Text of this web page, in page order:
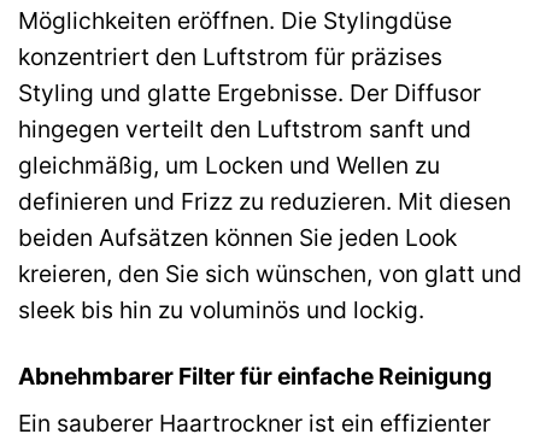
Möglichkeiten eröffnen. Die Stylingdüse
konzentriert den Luftstrom für präzises
Styling und glatte Ergebnisse. Der Diffusor
hingegen verteilt den Luftstrom sanft und
gleichmäßig, um Locken und Wellen zu
definieren und Frizz zu reduzieren. Mit diesen
beiden Aufsätzen können Sie jeden Look
kreieren, den Sie sich wünschen, von glatt und
sleek bis hin zu voluminös und lockig.
Abnehmbarer Filter für einfache Reinigung
Ein sauberer Haartrockner ist ein effizienter